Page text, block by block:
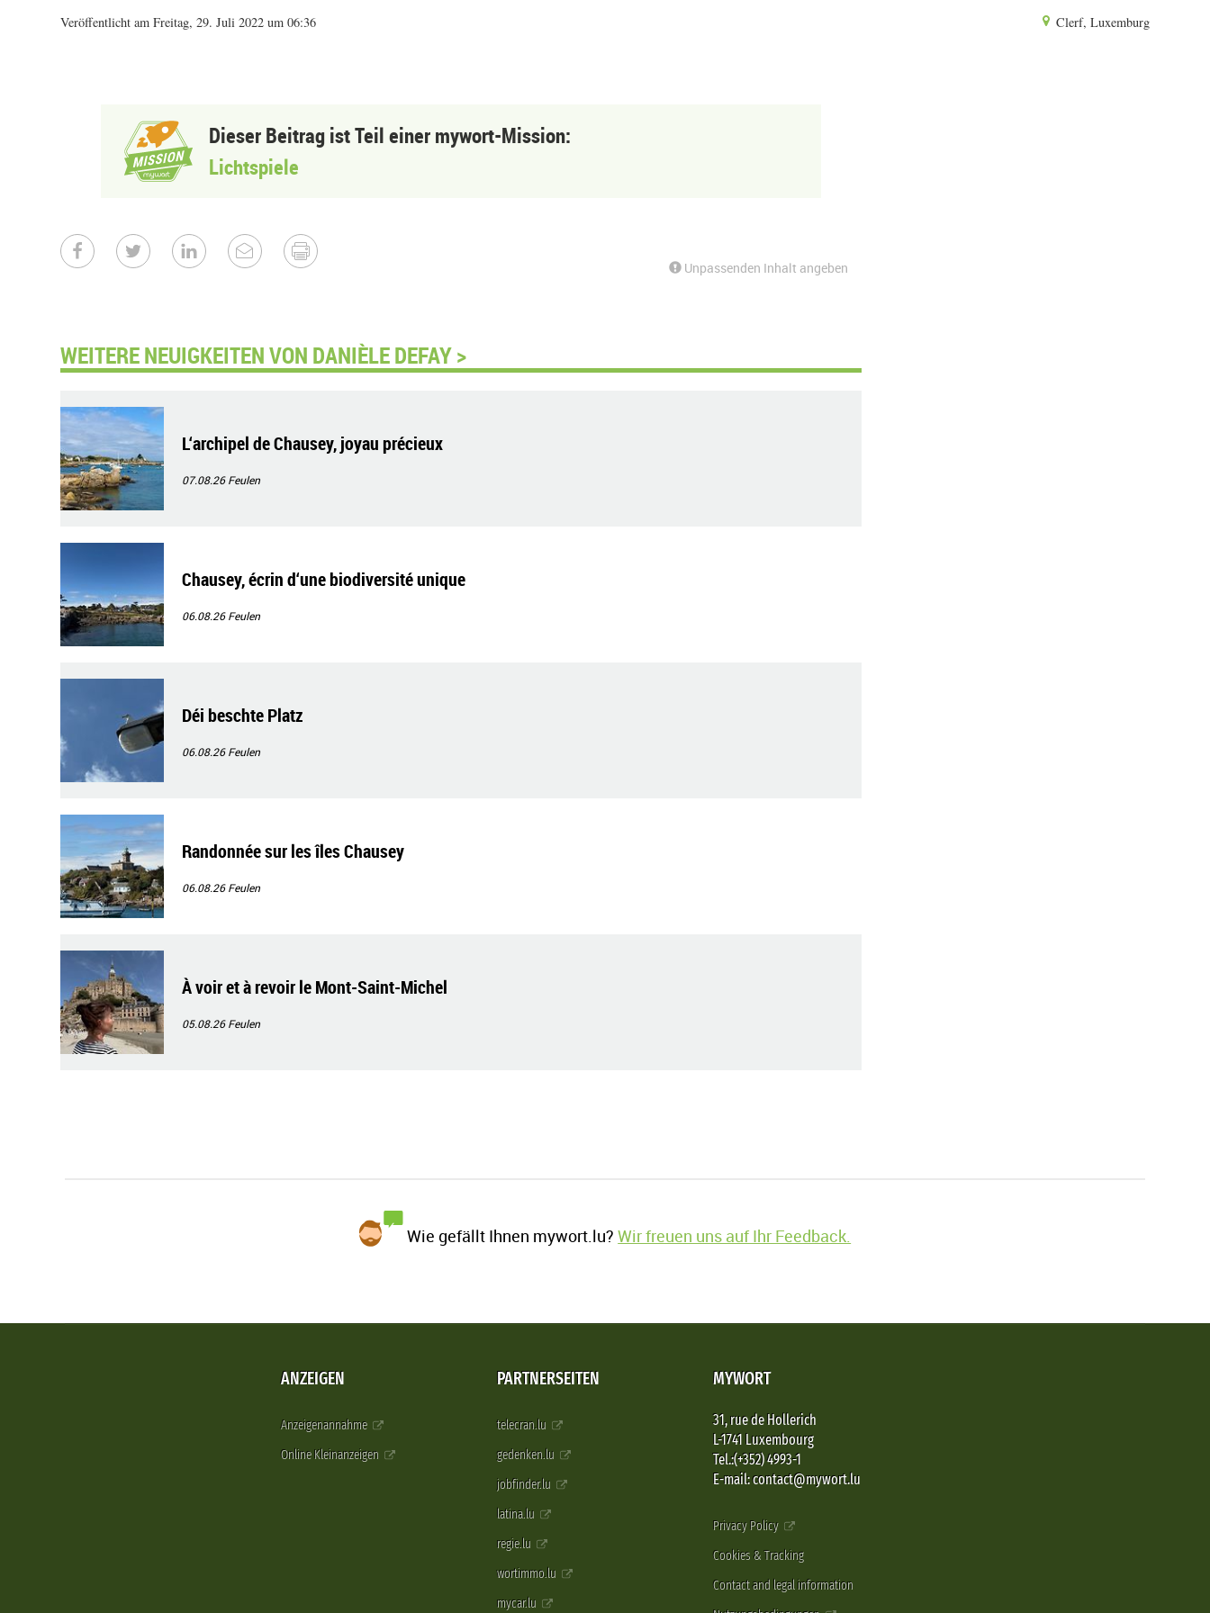
Veröffentlicht am Freitag, 29. Juli 2022 um 06:36 Clerf, Luxemburg
Dieser Beitrag ist Teil einer mywort-Mission:
Lichtspiele
Unpassenden Inhalt angeben
WEITERE NEUIGKEITEN VON DANIÈLE DEFAY >
L‘archipel de Chausey, joyau précieux
07.08.26Feulen
Chausey, écrin d‘une biodiversité unique
06.08.26Feulen
Déi beschte Platz
06.08.26Feulen
Randonnée sur les îles Chausey
06.08.26Feulen
À voir et à revoir le Mont-Saint-Michel
05.08.26Feulen
Wie gefällt Ihnen mywort.lu?Wir freuen uns auf Ihr Feedback.
ANZEIGEN
Anzeigenannahme
Online Kleinanzeigen
PARTNERSEITEN
telecran.lu
gedenken.lu
jobfinder.lu
latina.lu
regie.lu
wortimmo.lu
mycar.lu
MYWORT
31, rue de Hollerich
L-1741 Luxembourg
Tel.:(+352) 4993-1
E-mail: contact@mywort.lu
Privacy Policy
Cookies & Tracking
Contact and legal information